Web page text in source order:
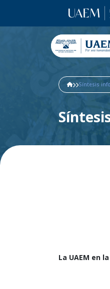
Síntesis
La UAEM en